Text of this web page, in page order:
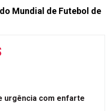
Mundial de Futebol de
urgência com enfarte